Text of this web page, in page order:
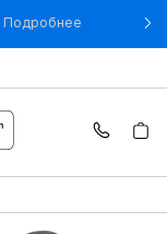
Подробнее- Выгода в